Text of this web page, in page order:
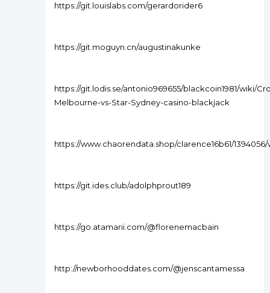
https://git.louislabs.com/gerardorider6
https://git.moguyn.cn/augustinakunke
https://git.lodis.se/antonio969655/blackcoin1981/wiki/
Melbourne-vs-Star-Sydney-casino-blackjack
https://www.chaorendata.shop/clarence16b61/
https://git.ides.club/adolphprout189
https://go.atamarii.com/@florenemacbain
http://newborhooddates.com/@jenscantamessa